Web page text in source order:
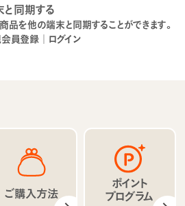
同期する
品を他の端末と同期することができます。
員登録 ｜ ログイン
ご購入方法
ポイント
プログラム